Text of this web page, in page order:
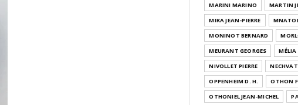
MARINI MARINO
MARTIN
MIKA JEAN-PIERRE
MONINOT BERNARD
MEURANT GEORGES
MÉLIA
NIVOLLET PIERRE
OPPENHEIM D. H.
OTHON
OTHONIEL JEAN-MICHEL